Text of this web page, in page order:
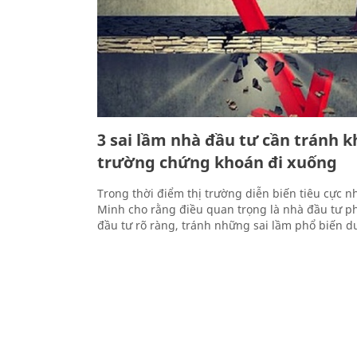
3 sai lầm nhà đầu tư cần tránh
trường chứng khoán đi xuống
Trong thời điểm thị trường diễn biến tiêu cực
Minh cho rằng điều quan trọng là nhà đầu tư
đầu tư rõ ràng, tránh những sai lầm phổ biến